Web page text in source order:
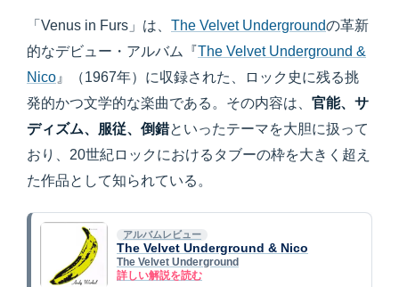
「Venus in Furs」は、 The Velvet Undergroundの革新
的なデビュー・アルバム『The Velvet Underground &
Nico 』（1967年）に収録された、ロック史に残る挑
発的かつ文学的な楽曲である。その内容は、 官能、サ
ディズム、服従、倒錯といったテーマを大胆に扱って
おり、20世紀ロックにおけるタブーの枠を大きく超え
た作品として知られている。
アルバムレビュー
The Velvet Underground & Nico
The Velvet Underground
詳しい解説を読む